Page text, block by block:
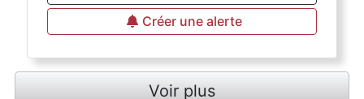
Créer une alerte
Voir plus